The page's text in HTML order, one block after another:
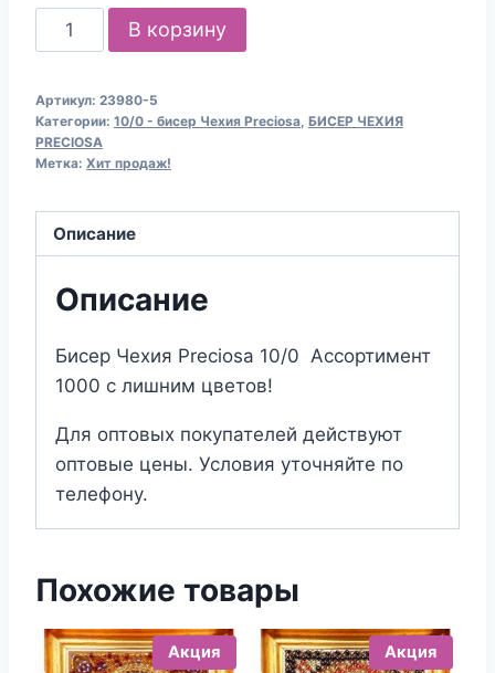
цена
составляла
27.00₽.
цена:
22.00₽.
Количество
товара
Чехия
Preciosa
23980
В корзину
Артикул: 23980-5
Категории: 10/0 - бисер Чехия Preciosa, БИСЕР ЧЕХИЯ
PRECIOSA
Метка: Хит продаж!
Описание
Описание
Бисер Чехия Preciosa 10/0 Ассортимент
1000 с лишним цветов!
Для оптовых покупателей действуют
оптовые цены. Условия уточняйте по
телефону.
Похожие товары
Акция Акция